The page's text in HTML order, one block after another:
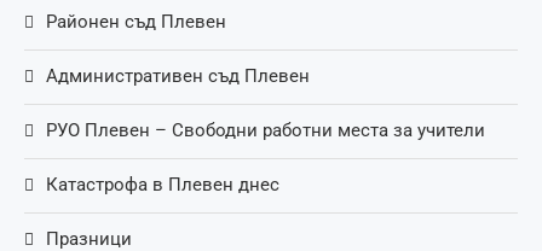
Районен съд Плевен
Административен съд Плевен
РУО Плевен – Свободни работни места за учители
Катастрофа в Плевен днес
Празници